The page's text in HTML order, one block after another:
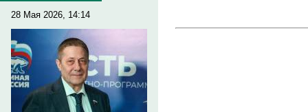
28 Мая 2026, 14:14